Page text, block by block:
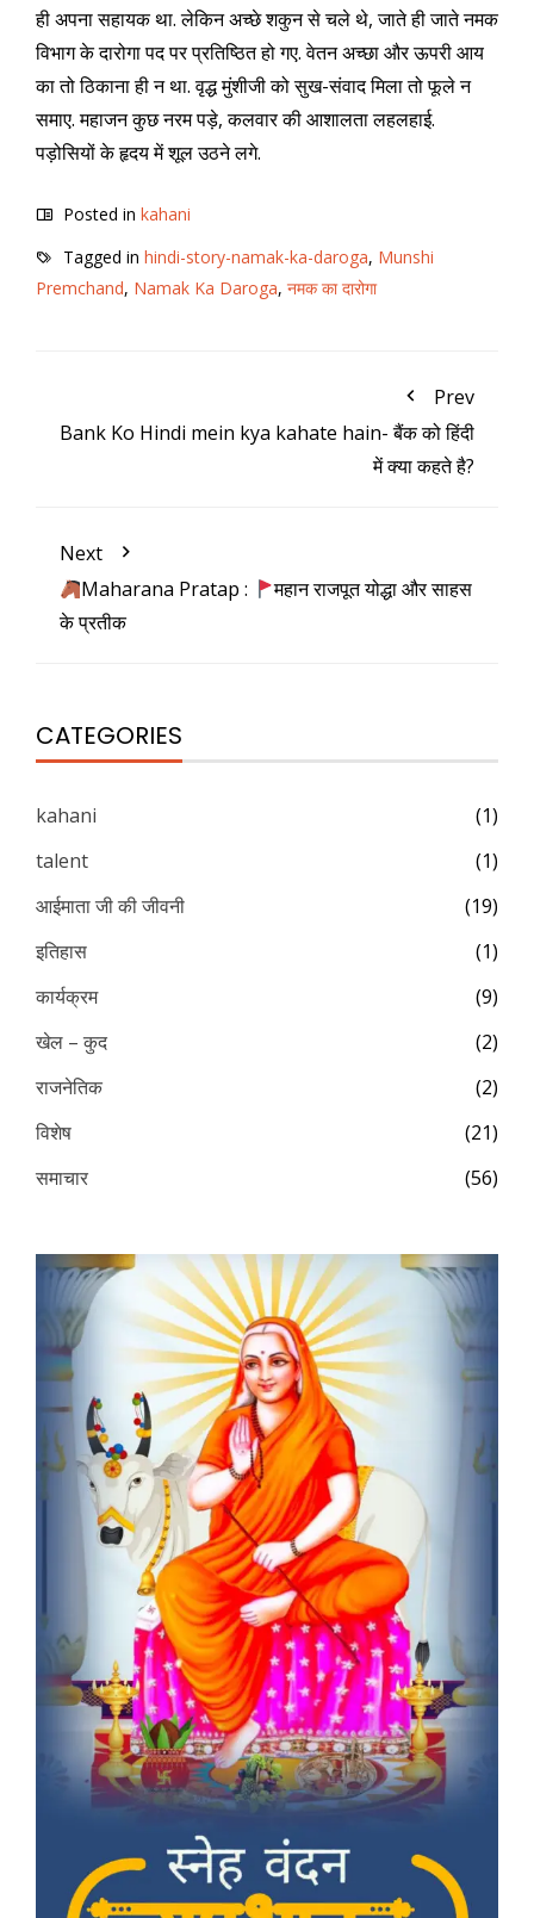
ही अपना सहायक था. लेकिन अच्छे शकुन से चले थे, जाते ही जाते नमक
विभाग के दारोगा पद पर प्रतिष्ठित हो गए. वेतन अच्छा और ऊपरी आय
का तो ठिकाना ही न था. वृद्ध मुंशीजी को सुख-संवाद मिला तो फूले न
समाए. महाजन कुछ नरम पड़े, कलवार की आशालता लहलहाई.
पड़ोसियों के हृदय में शूल उठने लगे.
Posted in kahani
Tagged in hindi-story-namak-ka-daroga, Munshi
Premchand, Namak Ka Daroga, नमक का दारोगा
Prev
Bank Ko Hindi mein kya kahate hain- बैंक को हिंदी
में क्या कहते है?
Next
Maharana Pratap :
महान राजपूत योद्धा और साहस
के प्रतीक
CATEGORIES
kahani
(1)
talent
(1)
आईमाता जी की जीवनी
(19)
इतिहास
(1)
कार्यक्रम
(9)
खेल – कुद
(2)
राजनेतिक
(2)
विशेष
(21)
समाचार
(56)